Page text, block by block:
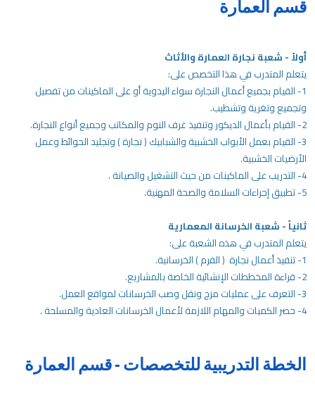
One
اضغط
على
"Ctrl
يقوم
هذا
الاختصار
بتنشيط
قارئ
الشاشة
لمساعدتك
على
التنقل
المحتوى.
قسم العمارة
أولاً - شعبة نجارة العمارة والأثاث
يتعلم المتدرب في هذا التخصص على:
1- القيام بجميع أعمال النجارة سواء اليدوية أو على الماكينات من تفصيل
وتجميع وتغرية وتشطيب.
2- القيام بأعمال الديكور وتنفيذ غرف النوم والمكاتب وجميع أنواع النجارة.
3- القيام بعمل الأبواب الخشبية والشبابيك ( نجارة ) وتجليد الحوائط وعمل
الأرضيات الخشبية.
4- التدريب على الماكينات من حيث التشغيل والصيانة .
5- تطبيق إجراءات السلامة والصحة المهنية.
ثانياً - شعبة الخرسانة المعمارية
يتعلم المتدرب في هذه الشعبة على:
1- تنفيذ أعمال نجارة ( الفرم ) الخرسانية.
2- قراءة المخططات الإنشائية الخاصة بالمشاريع.
3- التعرف على
عمليات مزج ونقل وصب الخرسانات لمواقع العمل.
4- حصر الكميات والمهام اللازمة لأعمال الخرسانات العادية والمسلحة .
الخطة التدريبية للتخصصات - قسم العمارة